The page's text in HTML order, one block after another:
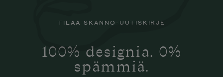
TILAA SKANNO-UUTISKIRJE
100% designia. 0%
spämmiä.